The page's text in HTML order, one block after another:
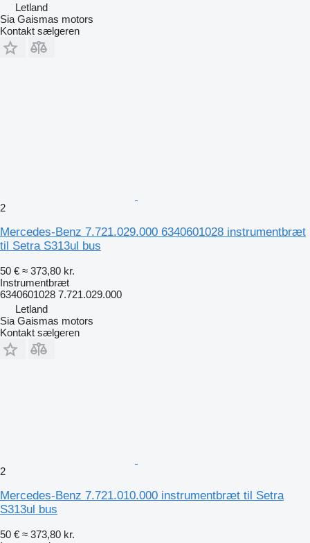
Letland
Sia Gaismas motors
Kontakt sælgeren
2
Mercedes-Benz 7.721.029.000 6340601028 instrumentbræt
til Setra S313ul bus
50 € ≈ 373,80 kr.
Instrumentbræt
6340601028 7.721.029.000
Letland
Sia Gaismas motors
Kontakt sælgeren
2
Mercedes-Benz 7.721.010.000 instrumentbræt til Setra
S313ul bus
50 € ≈ 373,80 kr.